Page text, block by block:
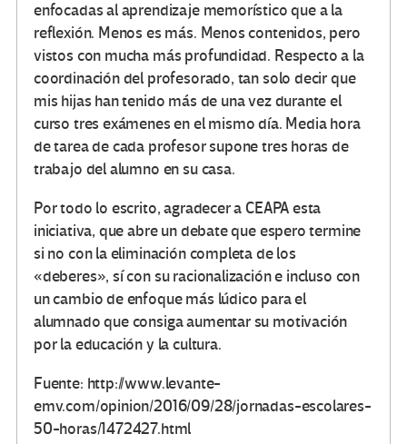
enfocadas al aprendizaje memorístico que a la
reflexión. Menos es más. Menos contenidos, pero
vistos con mucha más profundidad. Respecto a la
coordinación del profesorado, tan solo decir que
mis hijas han tenido más de una vez durante el
curso tres exámenes en el mismo día. Media hora
de tarea de cada profesor supone tres horas de
trabajo del alumno en su casa.
Por todo lo escrito, agradecer a CEAPA esta
iniciativa, que abre un debate que espero termine
si no con la eliminación completa de los
«deberes», sí con su racionalización e incluso con
un cambio de enfoque más lúdico para el
alumnado que consiga aumentar su motivación
por la educación y la cultura.
Fuente: http://www.levante-
emv.com/opinion/2016/09/28/jornadas-escolares-
50-horas/1472427.html